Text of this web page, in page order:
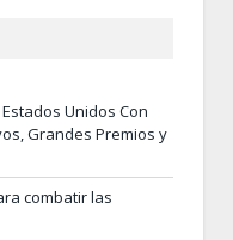
Unidos Con
Grandes Premios y
combatir las